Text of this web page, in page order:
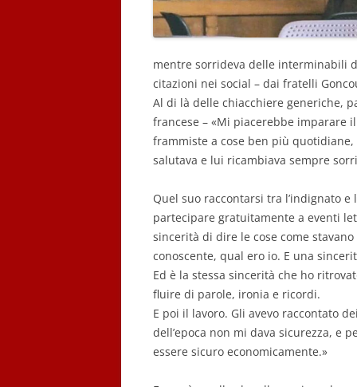
mentre sorrideva delle interminabili
citazioni nei social – dai fratelli
Al di là delle chiacchiere generiche,
francese – «Mi piacerebbe imparare
frammiste a cose ben più
salutava e lui ricambiava sempre
Quel suo raccontarsi tra l’indignato
partecipare gratuitamente a eventi
sincerità di dire le cose come
conoscente, qual ero io. E una
Ed è la stessa sincerità che ho
fluire di parole, ironia e ricordi.
E poi il lavoro. Gli avevo raccontato
dell’epoca non mi dava sicurezza, e
essere sicuro economicamente.»